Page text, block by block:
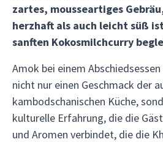
zartes, mousseartiges
herzhaft als auch leicht süß
sanften Kokosmilchcurry
Amok bei einem
nicht nur einen Geschmack der
kambodschanischen Küche,
kulturelle Erfahrung, die die
und Aromen verbindet, die die